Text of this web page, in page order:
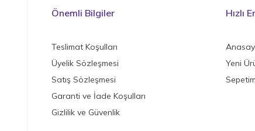
Önemli Bilgiler
Teslimat Koşulları
Üyelik Sözleşmesi
Satış Sözleşmesi
Garanti ve İade Koşulları
Gizlilik ve Güvenlik
Hızlı
Yeni
Sepetim